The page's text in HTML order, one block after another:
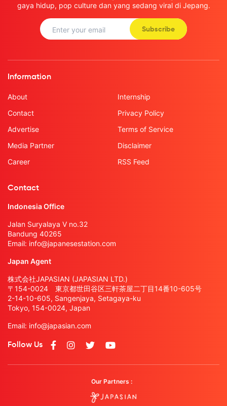
gaya hidup, pop culture dan yang sedang viral di Jepang.
Subscribe
Information
About
Contact
Advertise
Media Partner
Career
Internship
Privacy Policy
Terms of Service
Disclaimer
RSS Feed
Contact
Indonesia Office
Jalan Suryalaya V no.32
Bandung 40265
Email: info@japanesestation.com
Japan Agent
株式会社JAPASIAN (JAPASIAN LTD.)
〒154-0024 東京都世田谷区三軒茶屋二丁目14番10-605号
2-14-10-605, Sangenjaya, Setagaya-ku
Tokyo, 154-0024, Japan
Email: info@japasian.com
Follow Us
Our Partners :